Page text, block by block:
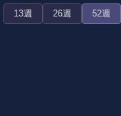
13週 26週 52週